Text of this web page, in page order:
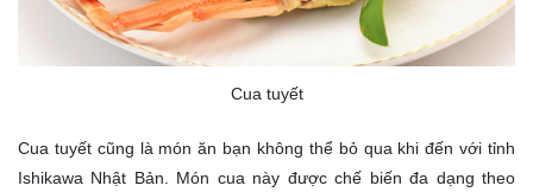
Cua tuyết
Cua tuyết cũng là món ăn bạn không thể bỏ qua khi đến với tỉnh
Ishikawa Nhật Bản. Món cua này được chế biến đa dạng theo